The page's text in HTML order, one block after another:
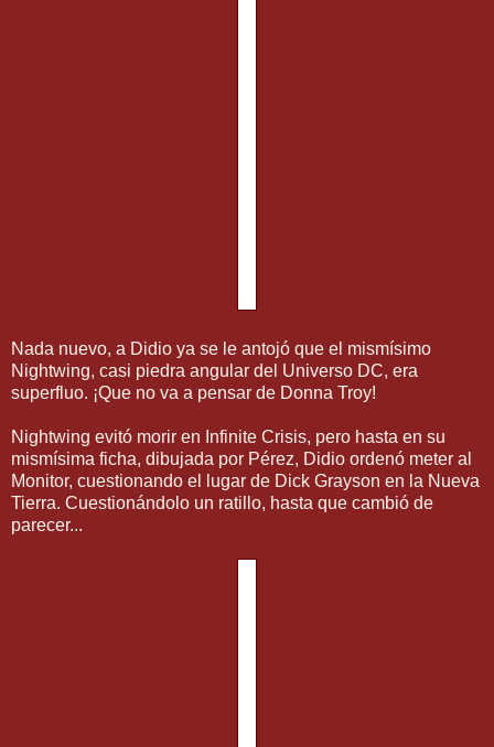
Nada nuevo, a Didio ya se le antojó que el mismísimo
Nightwing, casi piedra angular del Universo DC, era
superfluo. ¡Que no va a pensar de Donna Troy!
Nightwing evitó morir en Infinite Crisis, pero hasta en su
mismísima ficha, dibujada por Pérez, Didio ordenó meter al
Monitor, cuestionando el lugar de Dick Grayson en la Nueva
Tierra. Cuestionándolo un ratillo, hasta que cambió de
parecer...